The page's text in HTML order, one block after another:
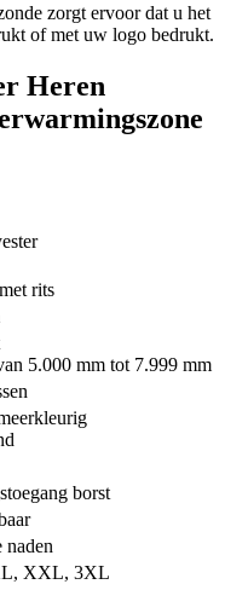
zorgt ervoor dat u het
of met uw logo bedrukt.
Heren
rits
5.000 mm tot 7.999 mm
borst
naden
XXL, 3XL